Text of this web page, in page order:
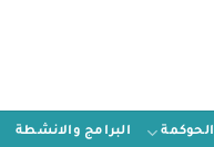
الحوكمة البرامج والانشطة